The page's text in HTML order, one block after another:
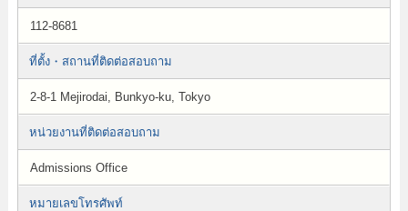
112-8681
ที่ตั้ง・สถานที่ติดต่อสอบถาม
2-8-1 Mejirodai, Bunkyo-ku, Tokyo
หน่วยงานที่ติดต่อสอบถาม
Admissions Office
หมายเลขโทรศัพท์